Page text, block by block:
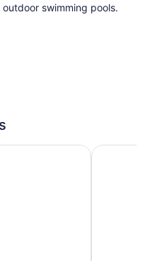
swimming pools.
250 Mb/s ou plus (pour
L'entretien ménager est
Pousada